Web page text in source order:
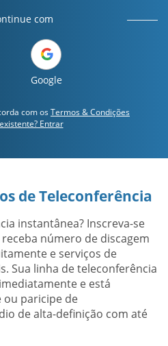
com
Google
com os Termos & Condições
Entrar
de Teleconferência
instantânea? Inscreva-se
número de discagem
e serviços de
Sua linha de teleconferência
e está
ou paricipe de
de alta-definição com até